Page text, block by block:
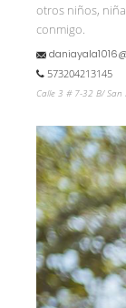
otros niños,
conmigo.
573204213145
Calle 3 # 7-32 B/ San